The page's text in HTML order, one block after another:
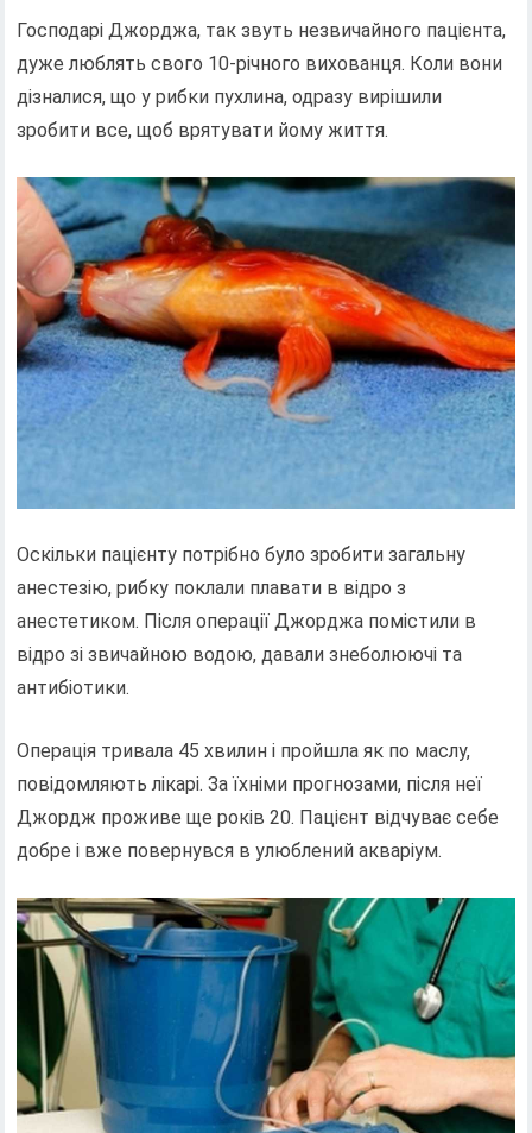
Господарі Джорджа, так звуть незвичайного пацієнта,
дуже люблять свого 10-річного вихованця. Коли вони
дізналися, що у рибки пухлина, одразу вирішили
зробити все, щоб врятувати йому життя.
Оскільки пацієнту потрібно було зробити загальну
анестезію, рибку поклали плавати в відро з
анестетиком. Після операції Джорджа помістили в
відро зі звичайною водою, давали знеболюючі та
антибіотики.
Операція тривала 45 хвилин і пройшла як по маслу,
повідомляють лікарі. За їхніми прогнозами, після неї
Джордж проживе ще років 20. Пацієнт відчуває себе
добре і вже повернувся в улюблений акваріум.